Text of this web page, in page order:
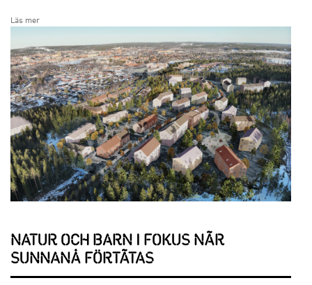
Läs mer
NATUR OCH BARN I FOKUS NÄR
SUNNANÅ FÖRTÄTAS